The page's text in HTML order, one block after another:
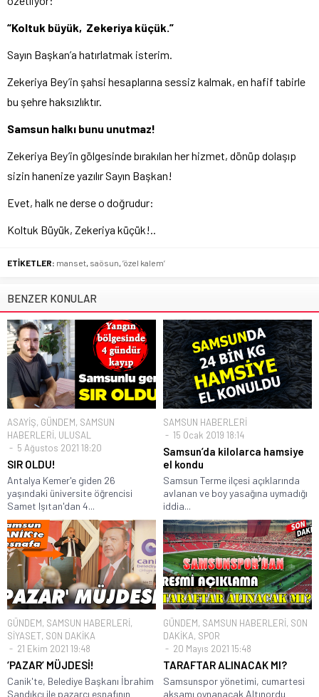
“Koltuk büyük, Zekeriya küçük.”
Sayın Başkan’a hatırlatmak isterim.
Zekeriya Bey’in şahsi hesaplarına sessiz kalmak, en hafif tabirle
bu şehre haksızlıktır.
Samsun halkı bunu unutmaz!
Zekeriya Bey’in gölgesinde bırakılan her hizmet, dönüp dolaşıp
sizin hanenize yazılır Sayın Başkan!
Evet, halk ne derse o doğrudur:
Koltuk Büyük, Zekeriya küçük!..
ETİKETLER: manset saösun ’özel kalem’
BENZER KONULAR
ASAYİŞ, GÜNDEM, SAMSUN
HABERLERİ, ULUSAL
5 Ağustos 2021 18:20
SIR OLDU!
Antalya Kemer'e giden 26
yaşındaki üniversite öğrencisi
Samet Işıtan'dan 4...
SAMSUN HABERLERİ
15 Ocak 2019 18:14
Samsun’da kilolarca hamsiye
el kondu
Samsun Terme ilçesi açıklarında
avlanan ve boy yasağına uymadığı
iddia...
GÜNDEM, SAMSUN HABERLERİ,
SİYASET, SON DAKİKA
21 Ekim 2021 19:48
‘PAZAR’ MÜJDESİ!
Canik'te, Belediye Başkanı İbrahim
Sandıkçı ile pazarcı esnafının
GÜNDEM, SAMSUN HABERLERİ, SON
DAKİKA, SPOR
20 Mayıs 2021 15:48
TARAFTAR ALINACAK MI?
Samsunspor yönetimi, cumartesi
akşamı oynanacak Altınordu